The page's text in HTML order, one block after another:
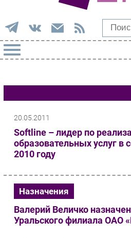
Импорто­замещение
Автоматизация
Интернет
Мобильная связь
Фиксированная связь
Рынок ПК
Маркетинг
Торговые сети
20.05.2011
Softline – лидер по
образовательных услуг в
2010 году
Назначения
Валерий Величко
Уральского филиала ОАО